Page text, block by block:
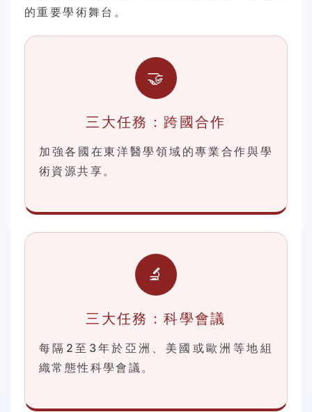
的重要學術舞台。
🤝
三大任務：跨國合作
加強各國在東洋醫學領域的專業合作與學
術資源共享。
🔬
三大任務：科學會議
每隔2至3年於亞洲、美國或歐洲等地組
織常態性科學會議。